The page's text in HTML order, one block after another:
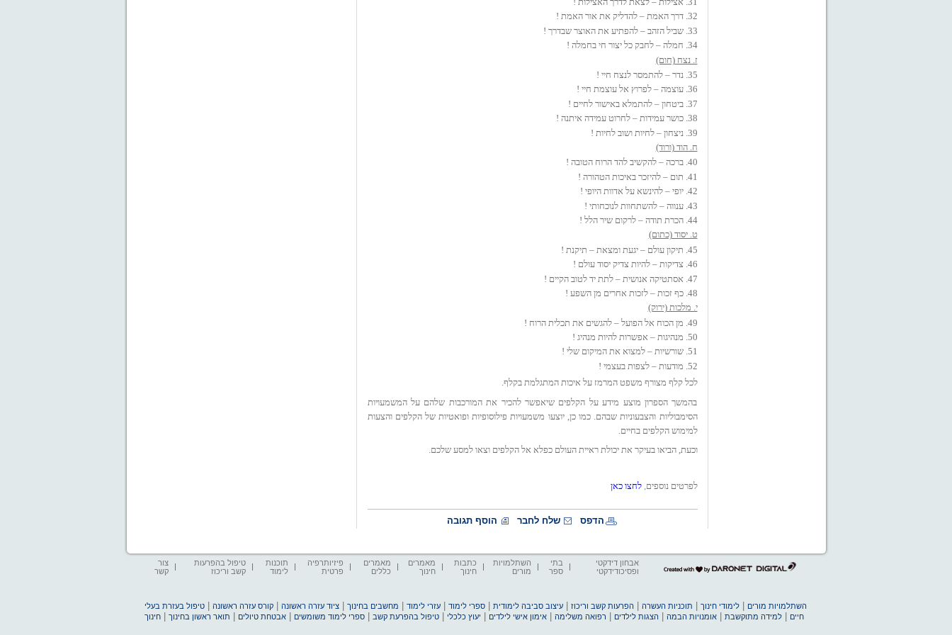
32. דרך האמת – להדליק את אור האמת !
33. שביל הזהב – להפתיע את האוצר שבדרך !
34. חמלה – לחבק כל יצור חי בחמלה !
ז. נצח (חום)
35. נדר – להתמסר לנצח חיי !
36. עוצמה – לפרוץ אל עוצמת חיי !
37. ביטחון – להתמלא באישור לחיים !
38. כושר עמידות – לחרוט עמידה איתנה !
39. ניצחון – לחיות ושוב לחיות !
ח. הוד (ורוד)
40. ברכה – להקשיב להד הרוח הטובה !
41. תום – להיזכר באיכות הטהורה !
42. יופי – להינשא על אדוות היופי !
43. ענווה – להשתחוות לנוכחותי !
44. הכרת תודה – לרקום שיר הלל !
ט. יסוד (כתום)
45. תיקון עולם – יגעת ומצאת – תיקנת !
46. צדיקות – להיות צדיק יסוד עולם !
47. אסתטיקה אנושית – לתת יד לטוב הקיים !
48. כף זכות – לזכות אחרים מן השפע !
י. מלכות (ירוק)
49. מן הכוח אל הפועל – להגשים את תכלית הרוח !
50. מנהיגות – אפשרות להיות מנהיג !
51. שורשיות – למצוא את המיקום שלי !
52. מודעות – לצפות בעצמי !
לכל קלף מצורף משפט המרמז על איכות המתגלמת בקלף.
בהמשך הספרון מוצע מידע על הקלפים שיאפשר להכיר את המורכבות שלהם על המשמעויות
הסימבוליות והצבעוניות שבהם. כמו כן, יוצעו משמעויות פילוסופיות ופואטיות של הקלפים והצעות
למימוש הקלפים בחיים.
וכעת, הביאו בעיקר את יכולת ראיית העולם כפלא אל הקלפים וצאו למסע שלכם.
לפרטים נוספים,לחצו כאן
הדפס שלח לחבר הוסף תגובה
דרונט
אתרים,
בניית
אבחון דידקטי
ופסיכודידקטי
בתי
ספר
השתלמויות
מורים
כתבות
חינוך
מאמרים
חינוך
מאמרים
כללים
פיזיותרפיה
פרטית
תוכנות
לימוד
טיפול בהפרעות
קשב וריכוז
צור
קשר
השתלמויות מורים |לימודי חינוך תוכניות העשרה הפרעות קשב וריכוז |עיצוב סביבה לימודית |ספרי לימוד |עזרי לימוד מחשבים בחינוך |ציוד עזרה ראשונה |קורס עזרה ראשונה |טיפול בעזרת בעלי
חיים
|למידה מתוקשבת |אומנויות הבמה הצגות לילדים רפואה משלימה |אימון אישי לילדים יעוץ כלכלי |טיפול בהפרעת קשב |ספרי לימוד משומשים |אבטחת טיולים תואר ראשון בחינוך |חינוך